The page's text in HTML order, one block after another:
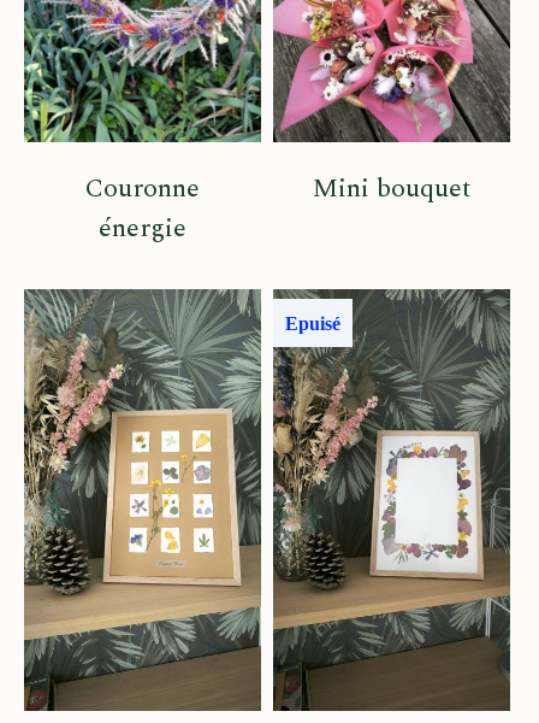
Couronne
énergie
Mini bouquet
Epuisé